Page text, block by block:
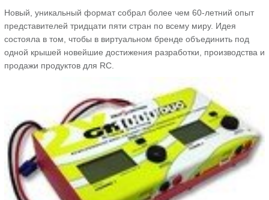
Новый, уникальный формат собрал более чем 60-летний опыт
представителей тридцати пяти стран по всему миру. Идея
состояла в том, чтобы в виртуальном бренде объединить под
одной крышей новейшие достижения разработки, производства и
продажи продуктов для RC.